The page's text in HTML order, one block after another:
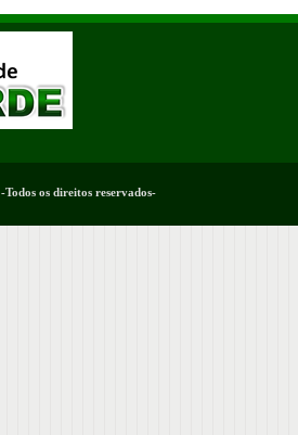
-Todos os direitos reservados-